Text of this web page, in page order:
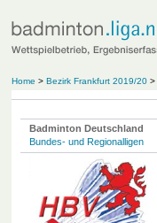
Home > Bezirk Frankfurt 2019/20>
Badminton Deutschland
Bundes- und Regionalligen